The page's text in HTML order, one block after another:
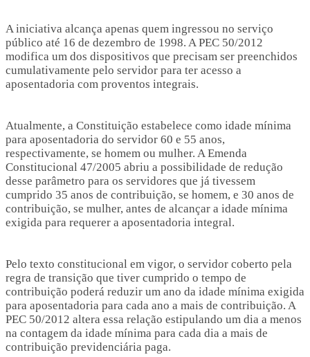
A iniciativa alcança apenas quem ingressou no serviço
público até 16 de dezembro de 1998. A PEC 50/2012
modifica um dos dispositivos que precisam ser preenchidos
cumulativamente pelo servidor para ter acesso a
aposentadoria com proventos integrais.
Atualmente, a Constituição estabelece como idade mínima
para aposentadoria do servidor 60 e 55 anos,
respectivamente, se homem ou mulher. A Emenda
Constitucional 47/2005 abriu a possibilidade de redução
desse parâmetro para os servidores que já tivessem
cumprido 35 anos de contribuição, se homem, e 30 anos de
contribuição, se mulher, antes de alcançar a idade mínima
exigida para requerer a aposentadoria integral.
Pelo texto constitucional em vigor, o servidor coberto pela
regra de transição que tiver cumprido o tempo de
contribuição poderá reduzir um ano da idade mínima exigida
para aposentadoria para cada ano a mais de contribuição. A
PEC 50/2012 altera essa relação estipulando um dia a menos
na contagem da idade mínima para cada dia a mais de
contribuição previdenciária paga.